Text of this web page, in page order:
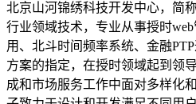
北京山河锦绣科技开发中心，简
行业领域技术，专业从事授时
用、北斗时间频率系统、金融
方案的指定，在授时领域起到领
成和市场服务工作中面对多样化